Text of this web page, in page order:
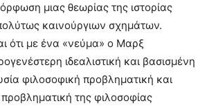
μιας θεωρίας της ιστορίας
καινούργιων σχημάτων.
ότι με ένα «νεύμα» ο Μαρξ
ιδεαλιστική και βασισμένη
φιλοσοφική προβληματική και
της φιλοσοφίας